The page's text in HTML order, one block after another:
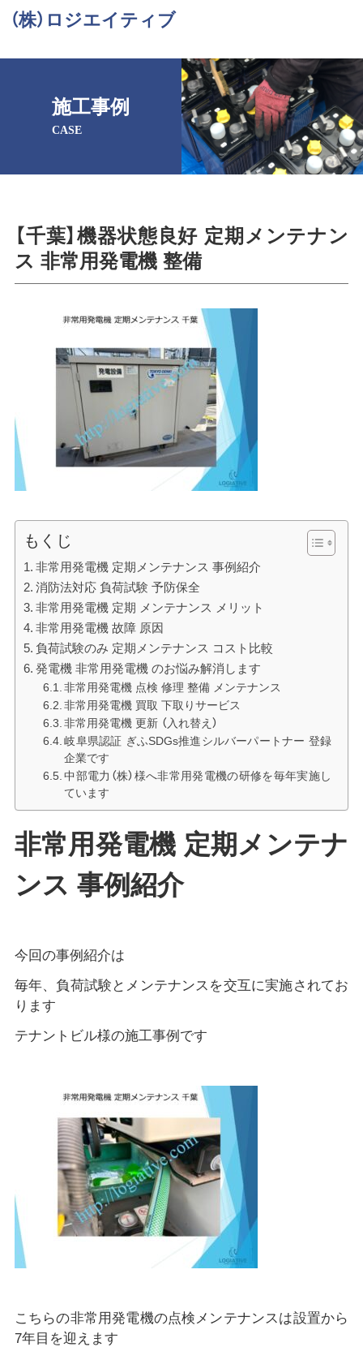
（株）ロジエイティブ
施工事例
CASE
【千葉】機器状態良好 定期メンテナン
ス 非常用発電機 整備
もくじ
非常用発電機 定期メンテナンス 事例紹介
消防法対応 負荷試験 予防保全
非常用発電機 定期 メンテナンス メリット
非常用発電機 故障 原因
負荷試験のみ 定期メンテナンス コスト比較
発電機 非常用発電機 のお悩み解消します
非常用発電機 点検 修理 整備 メンテナンス
非常用発電機 買取 下取りサービス
非常用発電機 更新 （入れ替え）
岐阜県認証 ぎふSDGs推進シルバーパートナー 登録
企業です
中部電力（株）様へ非常用発電機の研修を毎年実施し
ています
非常用発電機 定期メンテナ
ンス 事例紹介
今回の事例紹介は
毎年、負荷試験とメンテナンスを交互に実施されてお
ります
テナントビル様の施工事例です
こちらの非常用発電機の点検メンテナンスは設置から
7年目を迎えます